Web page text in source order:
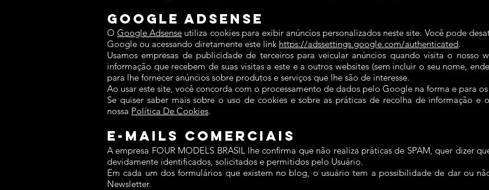
Google Adsense
OGoogle Adsense utiliza cookies para exibir anúncios personalizados neste site. Você pode
Google ou acessando diretamente este link https://adssettings.google.com/authenticated.
Usamos empresas de publicidade de terceiros para veicular anúncios quando visita o nosso
informação que recebem de suas visitas a este e a outros websites (sem incluir o seu nome,
para lhe fornecer anúncios sobre produtos e serviços que lhe são de interesse.
Ao usar este site, você concorda com o processamento de dados pelo Google na forma e para
Se quiser saber mais sobre o uso de cookies e sobre as práticas de recolha de informação e
nossa Política De Cookies.
E-Mails Comerciais
A empresa FOUR MODELS BRASIL lhe confirma que não realiza práticas de SPAM, quer dizer
devidamente identificados, solicitados e permitidos pelo Usuário.
Em cada um dos formulários que existem no blog, o usuário tem a possibilidade de dar ou
Newsletter.